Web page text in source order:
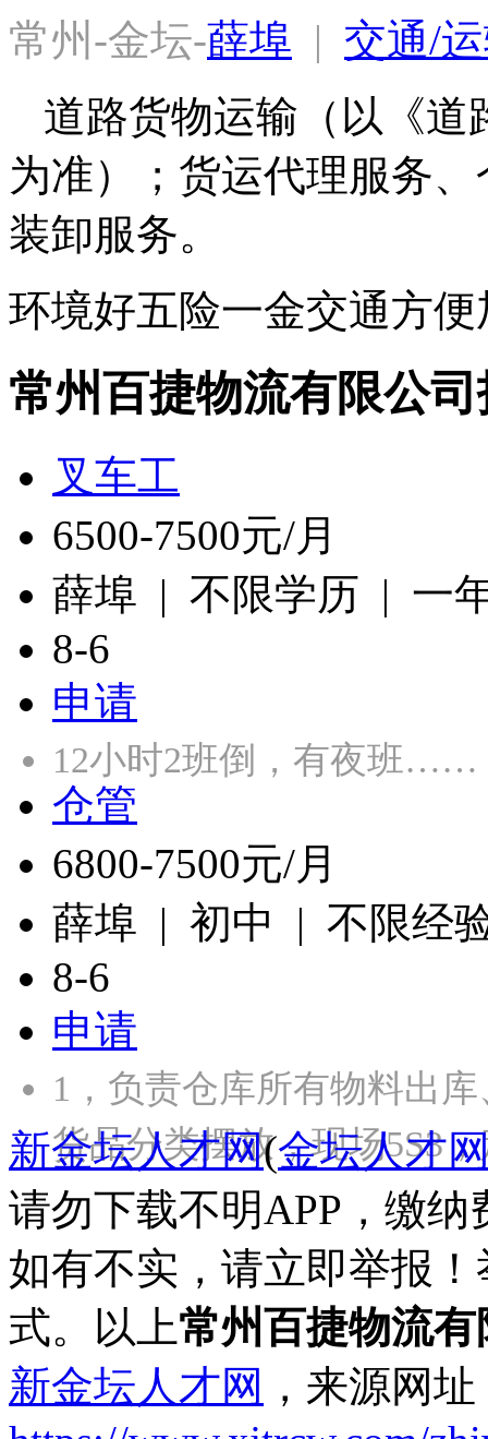
常州-金坛-薛埠 | 交通/
道路货物运输（以《道
为准）；货运代理服务
装卸服务。
环境好五险一金交通方便
常州百捷物流有限公
叉车工
6500-7500元/月
薛埠 | 不限学历 | 一
8-6
申请
12小时2班倒，有夜班……
仓管
6800-7500元/月
薛埠 | 初中 | 不限经
8-6
申请
1，负责仓库所有物料出
货品分类摆放，现场5S3
新金坛人才网(金坛人才
请勿下载不明APP，缴
如有不实，请立即举报
式。以上常州百捷物流
新金坛人才网 ，来源网